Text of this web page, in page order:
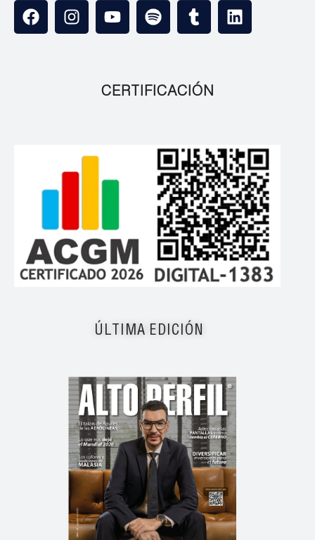
CERTIFICACIÓN
ÚLTIMA EDICIÓN